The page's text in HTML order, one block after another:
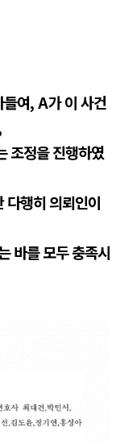
여, A가 이 사건
조정을 진행하였
다행히 의뢰인이
바를 모두 충족시